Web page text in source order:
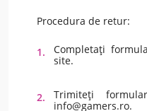
Procedura de retur:
Completați
site.
Trimiteți
info@gamers.ro.